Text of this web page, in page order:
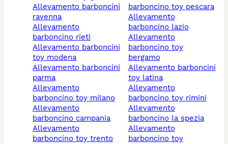
allevamento barboncini
ravenna
allevamento
barboncino rieti
allevamento barboncini
toy modena
allevamento barboncini
parma
allevamento
barboncino toy milano
allevamento
barboncino campania
allevamento
barboncino toy trento
barboncino toy pescara
allevamento
barboncino lazio
allevamento
barboncino toy
bergamo
allevamento barboncini
toy latina
allevamento
barboncino toy rimini
allevamento
barboncino la spezia
allevamento
barboncino toy